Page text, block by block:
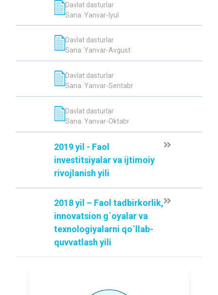
Davlat dasturlar
Sana: Yanvar-Iyul
Davlat dasturlar
Sana: Yanvar-Avgust
Davlat dasturlar
Sana: Yanvar-Sentabr
Davlat dasturlar
Sana: Yanvar-Oktabr
2019 yil - Faol
investitsiyalar va ijtimoiy
rivojlanish yili
2018 yil – Faol tadbirkorlik,
innovatsion g`oyalar va
texnologiyalarni qo`llab-
quvvatlash yili